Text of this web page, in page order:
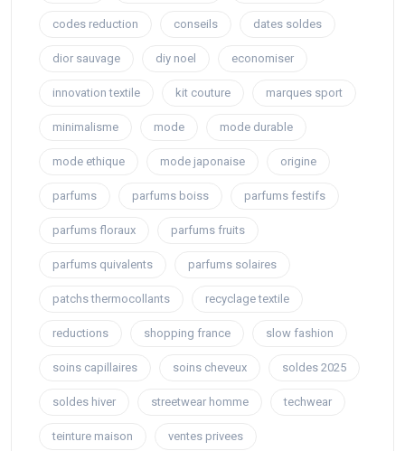
codes reduction conseils dates soldes
dior sauvage diy noel economiser
innovation textile kit couture marques sport
minimalisme mode mode durable
mode ethique mode japonaise origine
parfums parfums boiss parfums festifs
parfums floraux parfums fruits
parfums quivalents parfums solaires
patchs thermocollants recyclage textile
reductions shopping france slow fashion
soins capillaires soins cheveux soldes 2025
soldes hiver streetwear homme techwear
teinture maison ventes privees